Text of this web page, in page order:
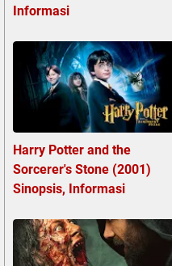
Informasi
Harry Potter and the
Sorcerer's Stone (2001)
Sinopsis, Informasi